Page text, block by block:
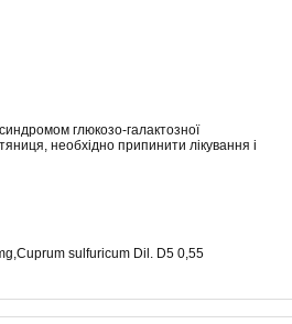
глюкозо-галактозної
необхідно припинити лікування і
sulfuricum Dil. D5 0,55